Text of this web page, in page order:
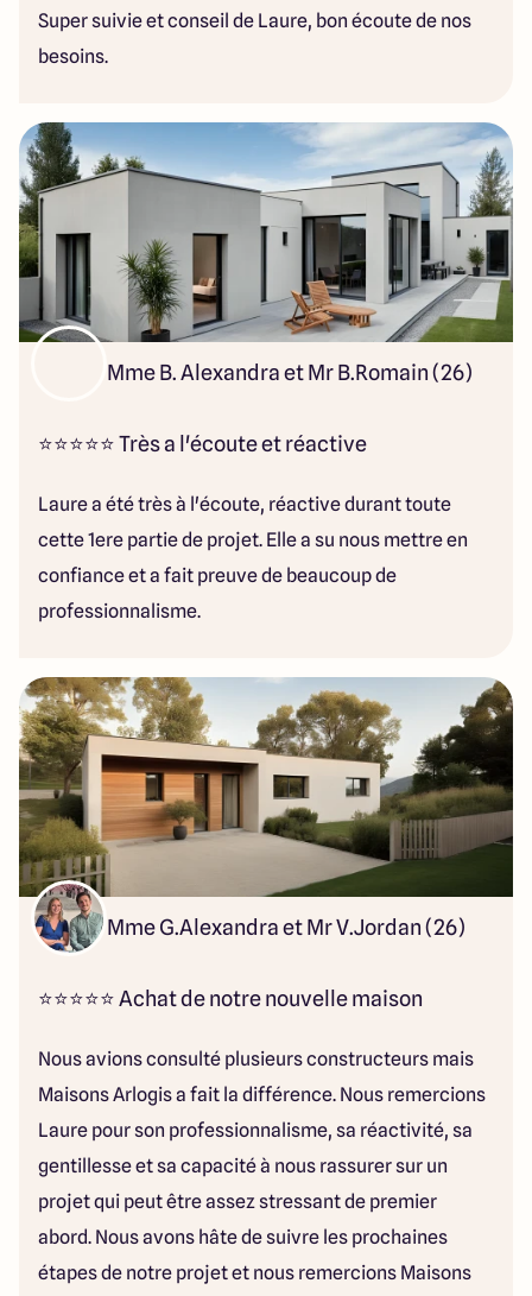
Super suivie et conseil de Laure, bon écoute de nos
besoins.
Mme B. Alexandra et Mr B.Romain (26)
⭐⭐⭐⭐⭐ Très a l'écoute et réactive
Laure a été très à l'écoute, réactive durant toute
cette 1ere partie de projet. Elle a su nous mettre en
confiance et a fait preuve de beaucoup de
professionnalisme.
Mme G.Alexandra et Mr V.Jordan (26)
⭐⭐⭐⭐⭐ Achat de notre nouvelle maison
Nous avions consulté plusieurs constructeurs mais
Maisons Arlogis a fait la différence. Nous remercions
Laure pour son professionnalisme, sa réactivité, sa
gentillesse et sa capacité à nous rassurer sur un
projet qui peut être assez stressant de premier
abord. Nous avons hâte de suivre les prochaines
étapes de notre projet et nous remercions Maisons